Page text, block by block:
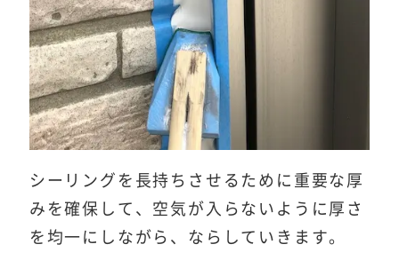
シーリングを長持ちさせるために重要な厚
みを確保して、空気が入らないように厚さ
を均一にしながら、ならしていきます。